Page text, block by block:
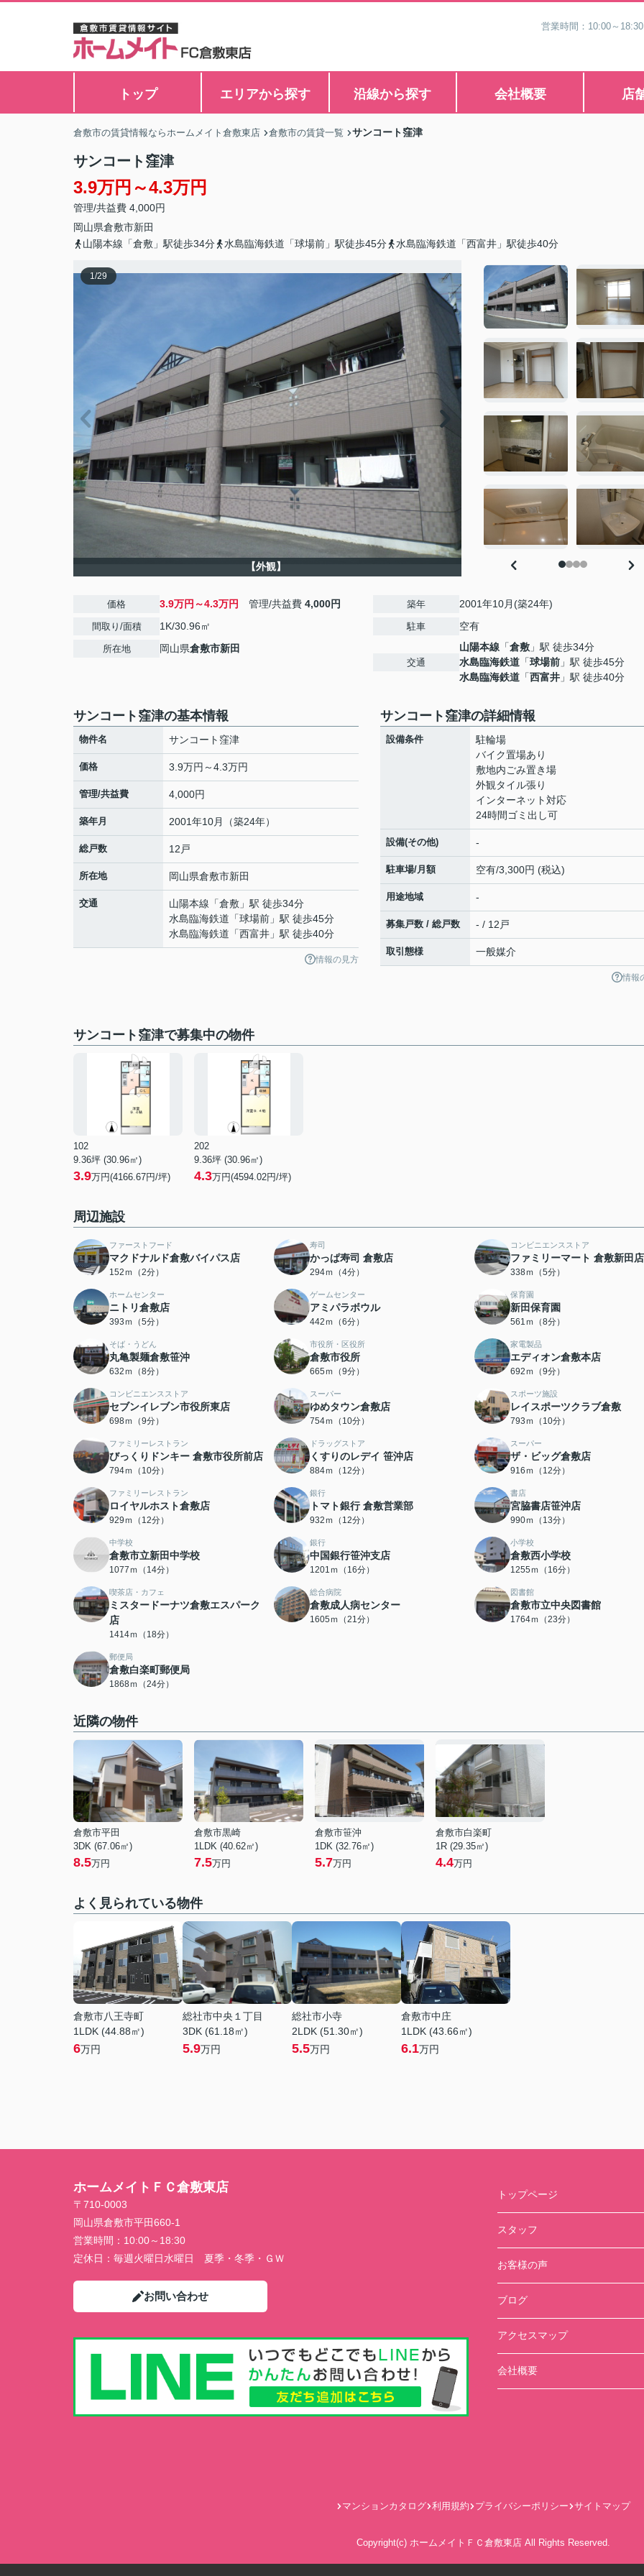
営業時間：10:00～
トップ エリアから探す 沿線から探す 会社概要 店
倉敷市の賃貸情報ならホームメイト倉敷東店 倉敷市の賃貸一覧 サンコート窪津
サンコート窪津
3.9万円～4.3万円
管理/共益費 4,000円
岡山県倉敷市新田
山陽本線「倉敷」駅徒歩34分
水島臨海鉄道「球場前」駅徒歩45分 水島臨海鉄道「西富井」駅徒歩40分
1/29
【外観】
価格 3.9万円～4.3万円 管理/共益費 4,000円
間取り/面積 1K/30.96㎡
所在地 岡山県倉敷市新田
築年 2001年10月(築24年)
駐車 空有
交通
山陽本線 「倉敷 」駅 徒歩34分
水島臨海鉄道 「球場前 」駅 徒歩45分
水島臨海鉄道 「西富井 」駅 徒歩40分
サンコート窪津の基本情報
物件名 サンコート窪津
価格 3.9万円～4.3万円
管理/共益費 4,000円
築年月 2001年10月（築24年）
総戸数 12戸
所在地 岡山県倉敷市新田
交通 山陽本線 「倉敷 」駅 徒歩34分
水島臨海鉄道 「球場前 」駅 徒歩45分
水島臨海鉄道 「西富井 」駅 徒歩40分
情報の見方
サンコート窪津の詳細情報
設備条件
駐輪場
バイク置場あり
敷地内ごみ置き場
外観タイル張り
インターネット対応
24時間ゴミ出し可
設備(その他) -
駐車場/月額 空有/3,300円 (税込)
用途地域 -
募集戸数 / 総戸数 - / 12戸
取引態様 一般媒介
情報
サンコート窪津で募集中の物件
102
9.36坪 (30.96㎡)
3.9万円(4166.67円/坪)
202
9.36坪 (30.96㎡)
4.3万円(4594.02円/坪)
周辺施設
ファーストフード
マクドナルド倉敷バイパス店
152ｍ（2分）
寿司
かっぱ寿司 倉敷店
294ｍ（4分）
コンビニエンスストア
ファミリーマート 倉敷新田店
338ｍ（5分）
ホームセンター
ニトリ倉敷店
393ｍ（5分）
ゲームセンター
アミパラボウル
442ｍ（6分）
保育園
新田保育園
561ｍ（8分）
そば・うどん
丸亀製麺倉敷笹沖
632ｍ（8分）
市役所・区役所
倉敷市役所
665ｍ（9分）
家電製品
エディオン倉敷本店
692ｍ（9分）
コンビニエンスストア
セブンイレブン市役所東店
698ｍ（9分）
スーパー
ゆめタウン倉敷店
754ｍ（10分）
スポーツ施設
レイスポーツクラブ倉敷
793ｍ（10分）
ファミリーレストラン
びっくりドンキー 倉敷市役所前店
794ｍ（10分）
ドラッグストア
くすりのレデイ 笹沖店
884ｍ（12分）
スーパー
ザ・ビッグ倉敷店
916ｍ（12分）
ファミリーレストラン
ロイヤルホスト倉敷店
929ｍ（12分）
銀行
トマト銀行 倉敷営業部
932ｍ（12分）
書店
宮脇書店笹沖店
990ｍ（13分）
中学校
倉敷市立新田中学校
1077ｍ（14分）
銀行
中国銀行笹沖支店
1201ｍ（16分）
小学校
倉敷西小学校
1255ｍ（16分）
喫茶店・カフェ
ミスタードーナツ倉敷エスパーク
店
1414ｍ（18分）
総合病院
倉敷成人病センター
1605ｍ（21分）
図書館
倉敷市立中央図書館
1764ｍ（23分）
郵便局
倉敷白楽町郵便局
1868ｍ（24分）
近隣の物件
倉敷市平田
3DK (67.06㎡)
8.5万円
倉敷市黒崎
1LDK (40.62㎡)
7.5万円
倉敷市笹沖
1DK (32.76㎡)
5.7万円
倉敷市白楽町
1R (29.35㎡)
4.4万円
よく見られている物件
倉敷市八王寺町
1LDK (44.88㎡)
6万円
総社市中央１丁目
3DK (61.18㎡)
5.9万円
総社市小寺
2LDK (51.30㎡)
5.5万円
倉敷市中庄
1LDK (43.66㎡)
6.1万円
ホームメイトＦＣ倉敷東店
〒710-0003
岡山県倉敷市平田660-1
営業時間： 10:00～18:30
定休日： 毎週火曜日水曜日 夏季・冬季・ＧＷ
お問い合わせ
トップページ
スタッフ
お客様の声
ブログ
アクセスマップ
会社概要
マンションカタログ 利用規約 プライバシーポリシー サイトマップ
Copyright(c) ホームメイトＦＣ倉敷東店 All Rights Reserved.